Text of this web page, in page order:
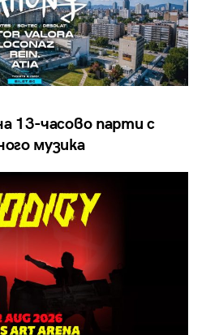
13-часово парти с
музика